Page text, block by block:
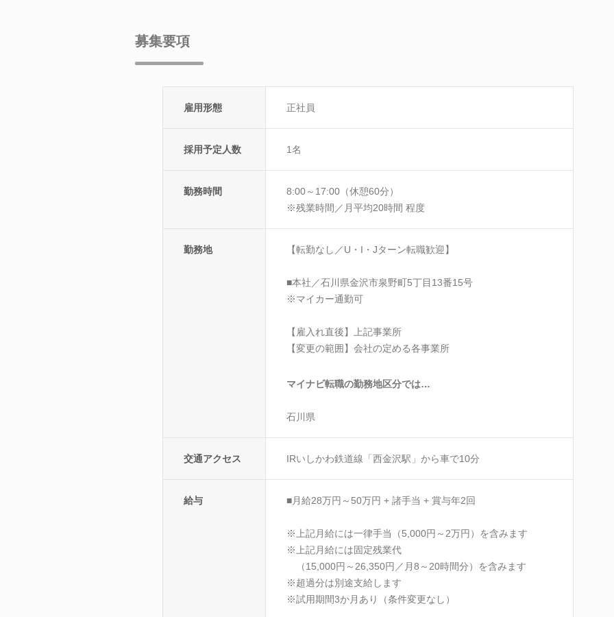
募集要項
雇用形態 正社員
採用予定人数 1名
勤務時間
8:00～17:00（休憩60分）
※残業時間／月平均20時間 程度
勤務地 【転勤なし／U・I・Jターン転職歓迎】
■本社／石川県金沢市泉野町5丁目13番15号
※マイカー通勤可
【雇入れ直後】上記事業所
【変更の範囲】会社の定める各事業所
マイナビ転職の勤務地区分では…
石川県
交通アクセス IRいしかわ鉄道線「西金沢駅」から車で10分
給与 ■月給28万円～50万円 + 諸手当 + 賞与年2回
※上記月給には一律手当（5,000円～2万円）を含みます
※上記月給には固定残業代
（15,000円～26,350円／月8～20時間分）を含みます
※超過分は別途支給します
※試用期間3か月あり（条件変更なし）